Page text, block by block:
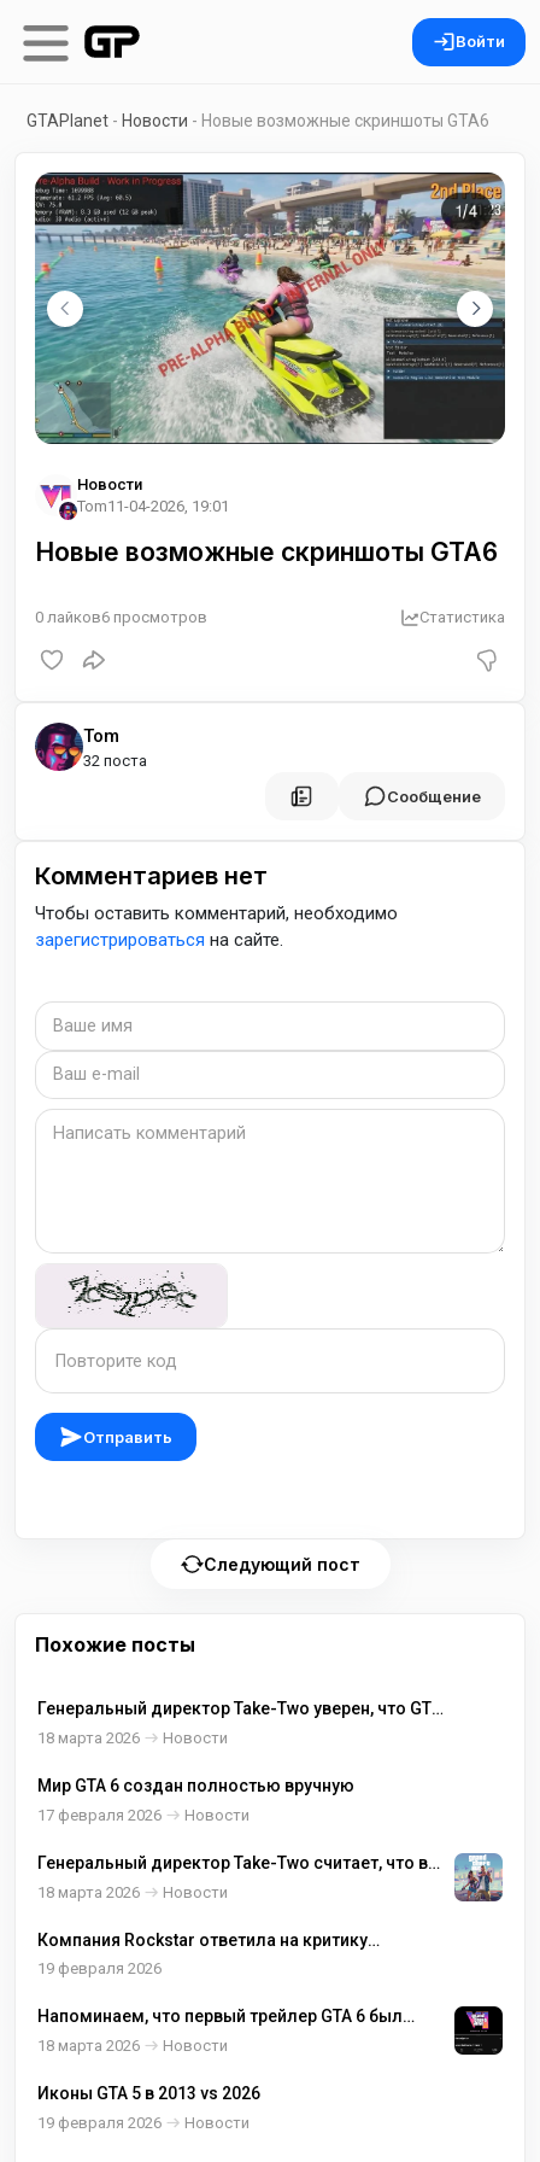
Войти
GTAPlanet - Новости - Новые возможные скриншоты GTA6
Новости
Tom11-04-2026, 19:01
Новые возможные скриншоты GTA6
0 лайков6 просмотров Статистика
Tom
32 поста
Сообщение
Комментариев нет
Чтобы оставить комментарий, необходимо
зарегистрироваться на сайте.
Отправить
Следующий пост
Похожие посты
Генеральный директор Take-Two уверен, что GTA
6 сохранит свою огромную популярность среди
18 марта 2026 Новости
Мир GTA 6 создан полностью вручную
17 февраля 2026 Новости
Генеральный директор Take-Two считает, что в
GTA 6 будут играть все, кому больше 17 лет
18 марта 2026 Новости
Компания Rockstar ответила на критику
британского парламентария
19 февраля 2026
Напоминаем, что первый трейлер GTA 6 был
выпущен почти 15 месяцев назад.
18 марта 2026 Новости
Иконы GTA 5 в 2013 vs 2026
19 февраля 2026 Новости